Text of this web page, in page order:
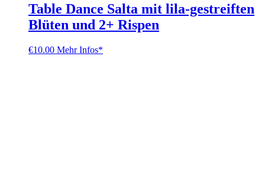
Table Dance Salta mit lila-gestreiften
Blüten und 2+ Rispen
€10.00 Mehr Infos*